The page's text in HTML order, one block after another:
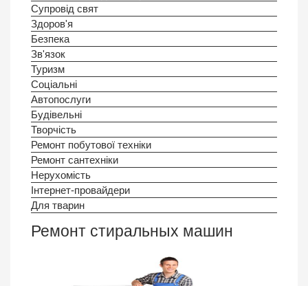
Супровід свят
Здоров'я
Безпека
Зв'язок
Туризм
Соціальнi
Автопослуги
Будівельнi
Творчість
Ремонт побутової техніки
Ремонт сантехніки
Нерухомість
Інтернет-провайдери
Для тварин
Ремонт стиральных машин